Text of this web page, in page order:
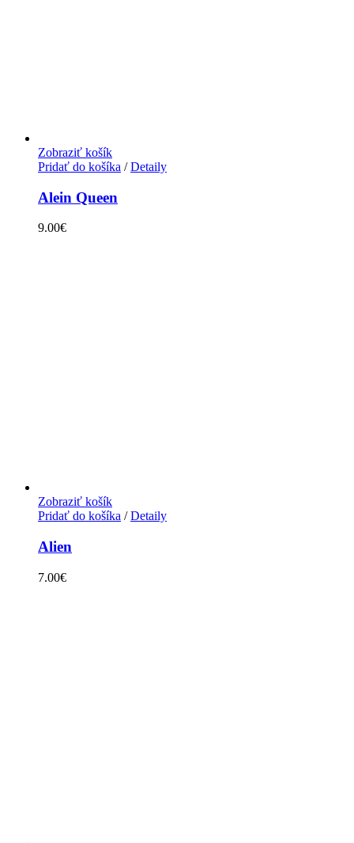
Zobraziť košík
Pridať do košíka / Detaily
Alein Queen
9.00€
Zobraziť košík
Pridať do košíka / Detaily
Alien
7.00€